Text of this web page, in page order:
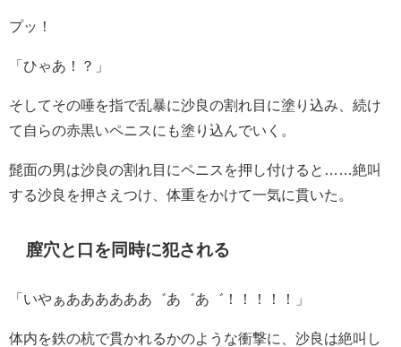
プッ！
「ひゃあ！？」
そしてその唾を指で乱暴に沙良の割れ目に塗り込み、続け
て自らの赤黒いペニスにも塗り込んでいく。
髭面の男は沙良の割れ目にペニスを押し付けると……絶叫
する沙良を押さえつけ、体重をかけて一気に貫いた。
膣穴と口を同時に犯される
「いやぁああああああ゛あ゛あ゛！！！！！」
体内を鉄の杭で貫かれるかのような衝撃に、沙良は絶叫し